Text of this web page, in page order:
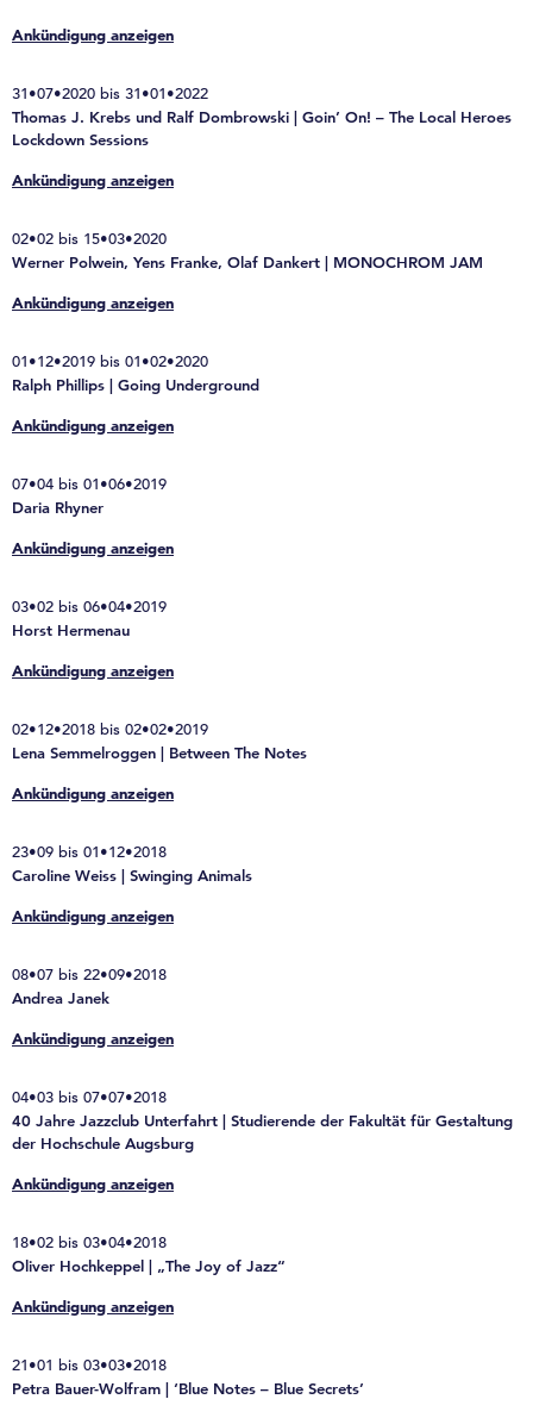
Ankündigung anzeigen
31•07•2020 bis 31•01•2022
Thomas J. Krebs und Ralf Dombrowski | Goin’ On! – The Local Heroes
Lockdown Sessions
Ankündigung anzeigen
02•02 bis 15•03•2020
Werner Polwein, Yens Franke, Olaf Dankert | MONOCHROM JAM
Ankündigung anzeigen
01•12•2019 bis 01•02•2020
Ralph Phillips | Going Underground
Ankündigung anzeigen
07•04 bis 01•06•2019
Daria Rhyner
Ankündigung anzeigen
03•02 bis 06•04•2019
Horst Hermenau
Ankündigung anzeigen
02•12•2018 bis 02•02•2019
Lena Semmelroggen | Between The Notes
Ankündigung anzeigen
23•09 bis 01•12•2018
Caroline Weiss | Swinging Animals
Ankündigung anzeigen
08•07 bis 22•09•2018
Andrea Janek
Ankündigung anzeigen
04•03 bis 07•07•2018
40 Jahre Jazzclub Unterfahrt | Studierende der Fakultät für Gestaltung
der Hochschule Augsburg
Ankündigung anzeigen
18•02 bis 03•04•2018
Oliver Hochkeppel | „The Joy of Jazz“
Ankündigung anzeigen
21•01 bis 03•03•2018
Petra Bauer-Wolfram | ‘Blue Notes – Blue Secrets’